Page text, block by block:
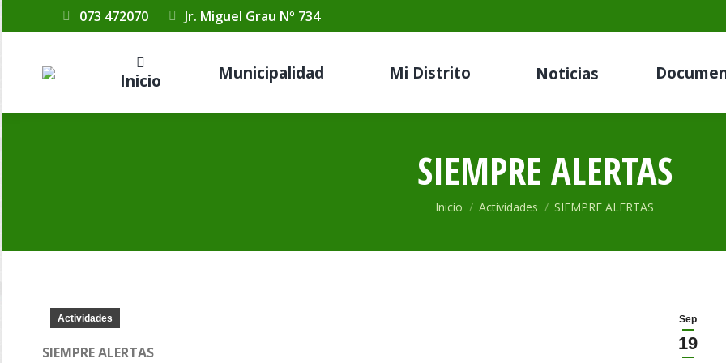
073 472070 Jr. Miguel Grau Nº 734
Inicio Municipalidad Mi Distrito Noticias
SIEMPRE ALERTAS
Estás aquí:
Inicio Actividades SIEMPRE ALERTAS
Sep
19
Actividades
SIEMPRE ALERTAS